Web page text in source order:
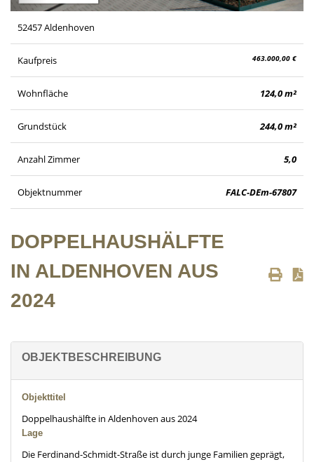
52457 Aldenhoven
Kaufpreis 463.000,00 €
Wohnfläche 124,0 m²
Grundstück 244,0 m²
Anzahl Zimmer 5,0
Objektnummer FALC-DEm-67807
DOPPELHAUSHÄLFTE
IN ALDENHOVEN AUS
2024
OBJEKTBESCHREIBUNG
Objekttitel
Doppelhaushälfte in Aldenhoven aus 2024
Lage
Die Ferdinand-Schmidt-Straße ist durch junge Familien geprägt,